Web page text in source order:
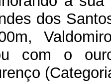
dos
com o